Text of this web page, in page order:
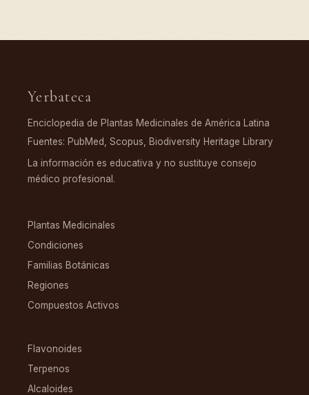
Yerbateca
Enciclopedia de Plantas Medicinales de América Latina
Fuentes: PubMed, Scopus, Biodiversity Heritage Library
La información es educativa y no sustituye consejo
médico profesional.
Plantas Medicinales
Condiciones
Familias Botánicas
Regiones
Compuestos Activos
Flavonoides
Terpenos
Alcaloides